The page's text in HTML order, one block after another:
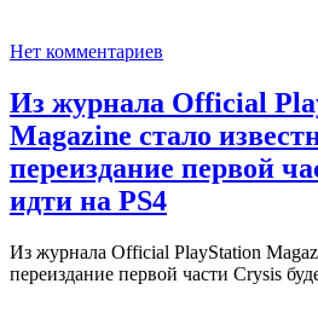
Нет комментариев
Из журнала Official
Magazine стало
переиздание первой
идти на PS4
Из журнала Official PlayStation
переиздание первой части Crysis